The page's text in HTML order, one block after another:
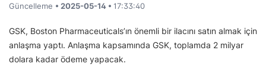
Güncelleme • 2025-05-14 • 17:33:40
GSK, Boston Pharmaceuticals’ın önemli bir ilacını satın almak için
anlaşma yaptı. Anlaşma kapsamında GSK, toplamda 2 milyar
dolara kadar ödeme yapacak.